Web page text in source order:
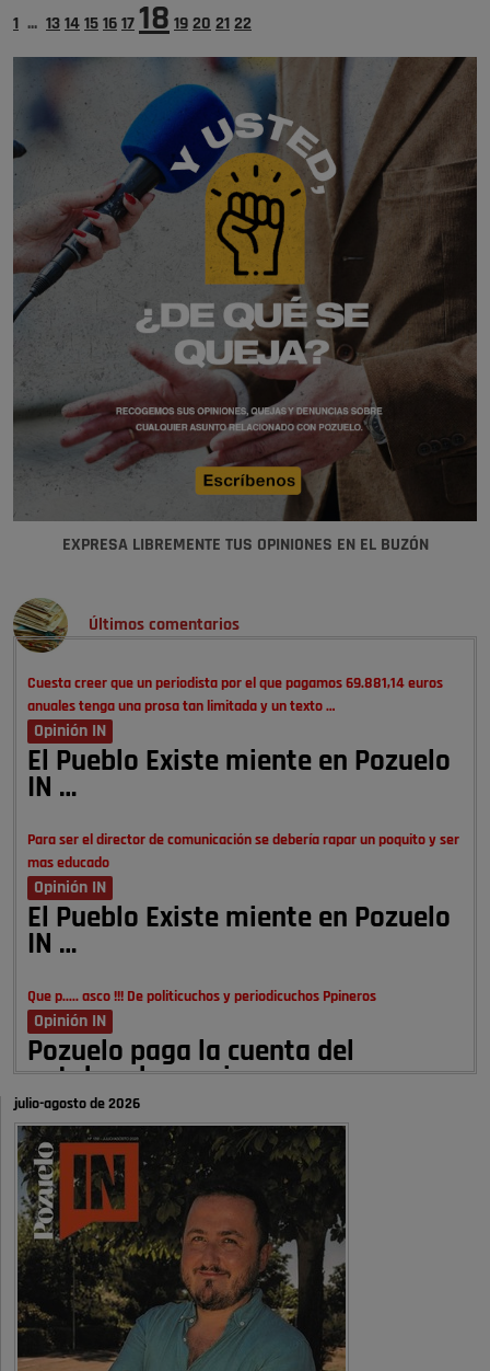
1 ... 13 14 15 16 17 18 19 20 21 22
EXPRESA LIBREMENTE TUS OPINIONES EN EL BUZÓN
Últimos comentarios
Cuesta creer que un periodista por el que pagamos 69.881,14 euros
anuales tenga una prosa tan limitada y un texto …
Opinión IN
El Pueblo Existe miente en Pozuelo
IN …
Para ser el director de comunicación se debería rapar un poquito y ser
mas educado
Opinión IN
El Pueblo Existe miente en Pozuelo
IN …
Que p..... asco !!! De politicuchos y periodicuchos Ppineros
Opinión IN
Pozuelo paga la cuenta del
autobombo: casi …
Señora Alcaldesa Ud no ha vivido nunca en Pozuelo , pero yo si desde
hace más de 60 años , …
Pozuelo de Alarcón
Quejas por el deterioro de la
limpieza …
A ver si es posible que haya vivienda para familias con hijos y no
solamente jóvenes que no es tan …
Pozuelo de Alarcón
julio-agosto de 2026